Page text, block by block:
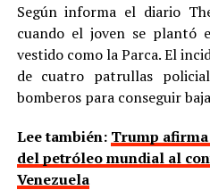
Según informa el diario
cuando el joven se plantó
vestido como la Parca. El
de cuatro patrullas
bomberos para conseguir
Lee también: Trump afirma
del petróleo mundial al
Venezuela